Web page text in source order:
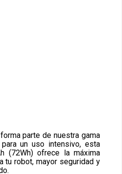
parte de nuestra gama
un uso intensivo, esta
(72Wh) ofrece la máxima
tu robot, mayor seguridad y